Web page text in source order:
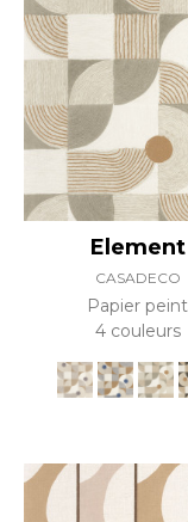
Element
CASADECO
Papier peint
4 couleurs